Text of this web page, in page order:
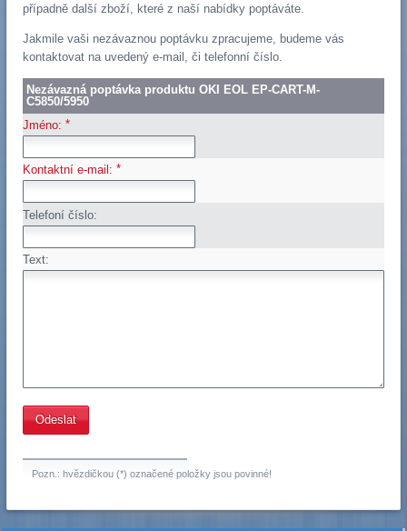
případně další zboží, které z naší nabídky poptáváte.
Jakmile vaši nezávaznou poptávku zpracujeme, budeme vás
kontaktovat na uvedený e-mail, či telefonní číslo.
Nezávazná poptávka produktu OKI EOL EP-CART-M-
C5850/5950
Jméno: *
Kontaktní e-mail: *
Telefoní číslo:
Text:
Pozn.: hvězdičkou (*) označené položky jsou povinné!